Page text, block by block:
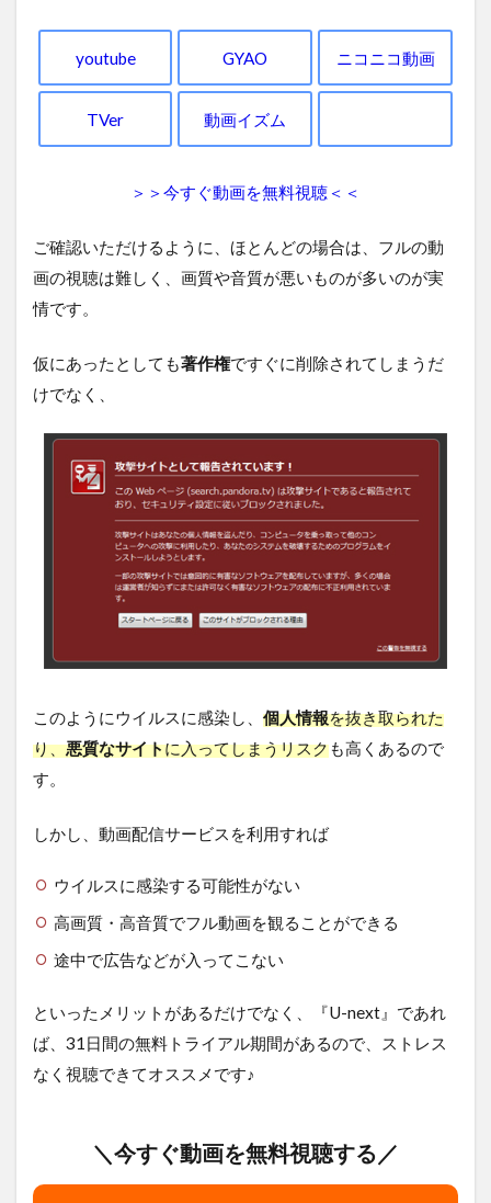
youtube GYAO ニコニコ動画
TVer 動画イズム
＞＞今すぐ動画を無料視聴＜＜
ご確認いただけるように、ほとんどの場合は、フルの動
画の視聴は難しく、画質や音質が悪いものが多いのが実
情です。
仮にあったとしても著作権ですぐに削除されてしまうだ
けでなく、
このようにウイルスに感染し、 個人情報を抜き取られた
り、悪質なサイトに入ってしまうリスクも高くあるので
す。
しかし、動画配信サービスを利用すれば
ウイルスに感染する可能性がない
高画質・高音質でフル動画を観ることができる
途中で広告などが入ってこない
といったメリットがあるだけでなく、『U-next』であれ
ば、31日間の無料トライアル期間があるので、ストレス
なく視聴できてオススメです♪
＼今すぐ動画を無料視聴する／